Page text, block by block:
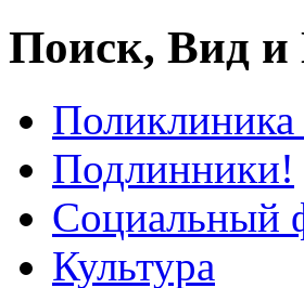
Поиск, Вид и
Поликлиника
Подлинники!
Социальный
Культура